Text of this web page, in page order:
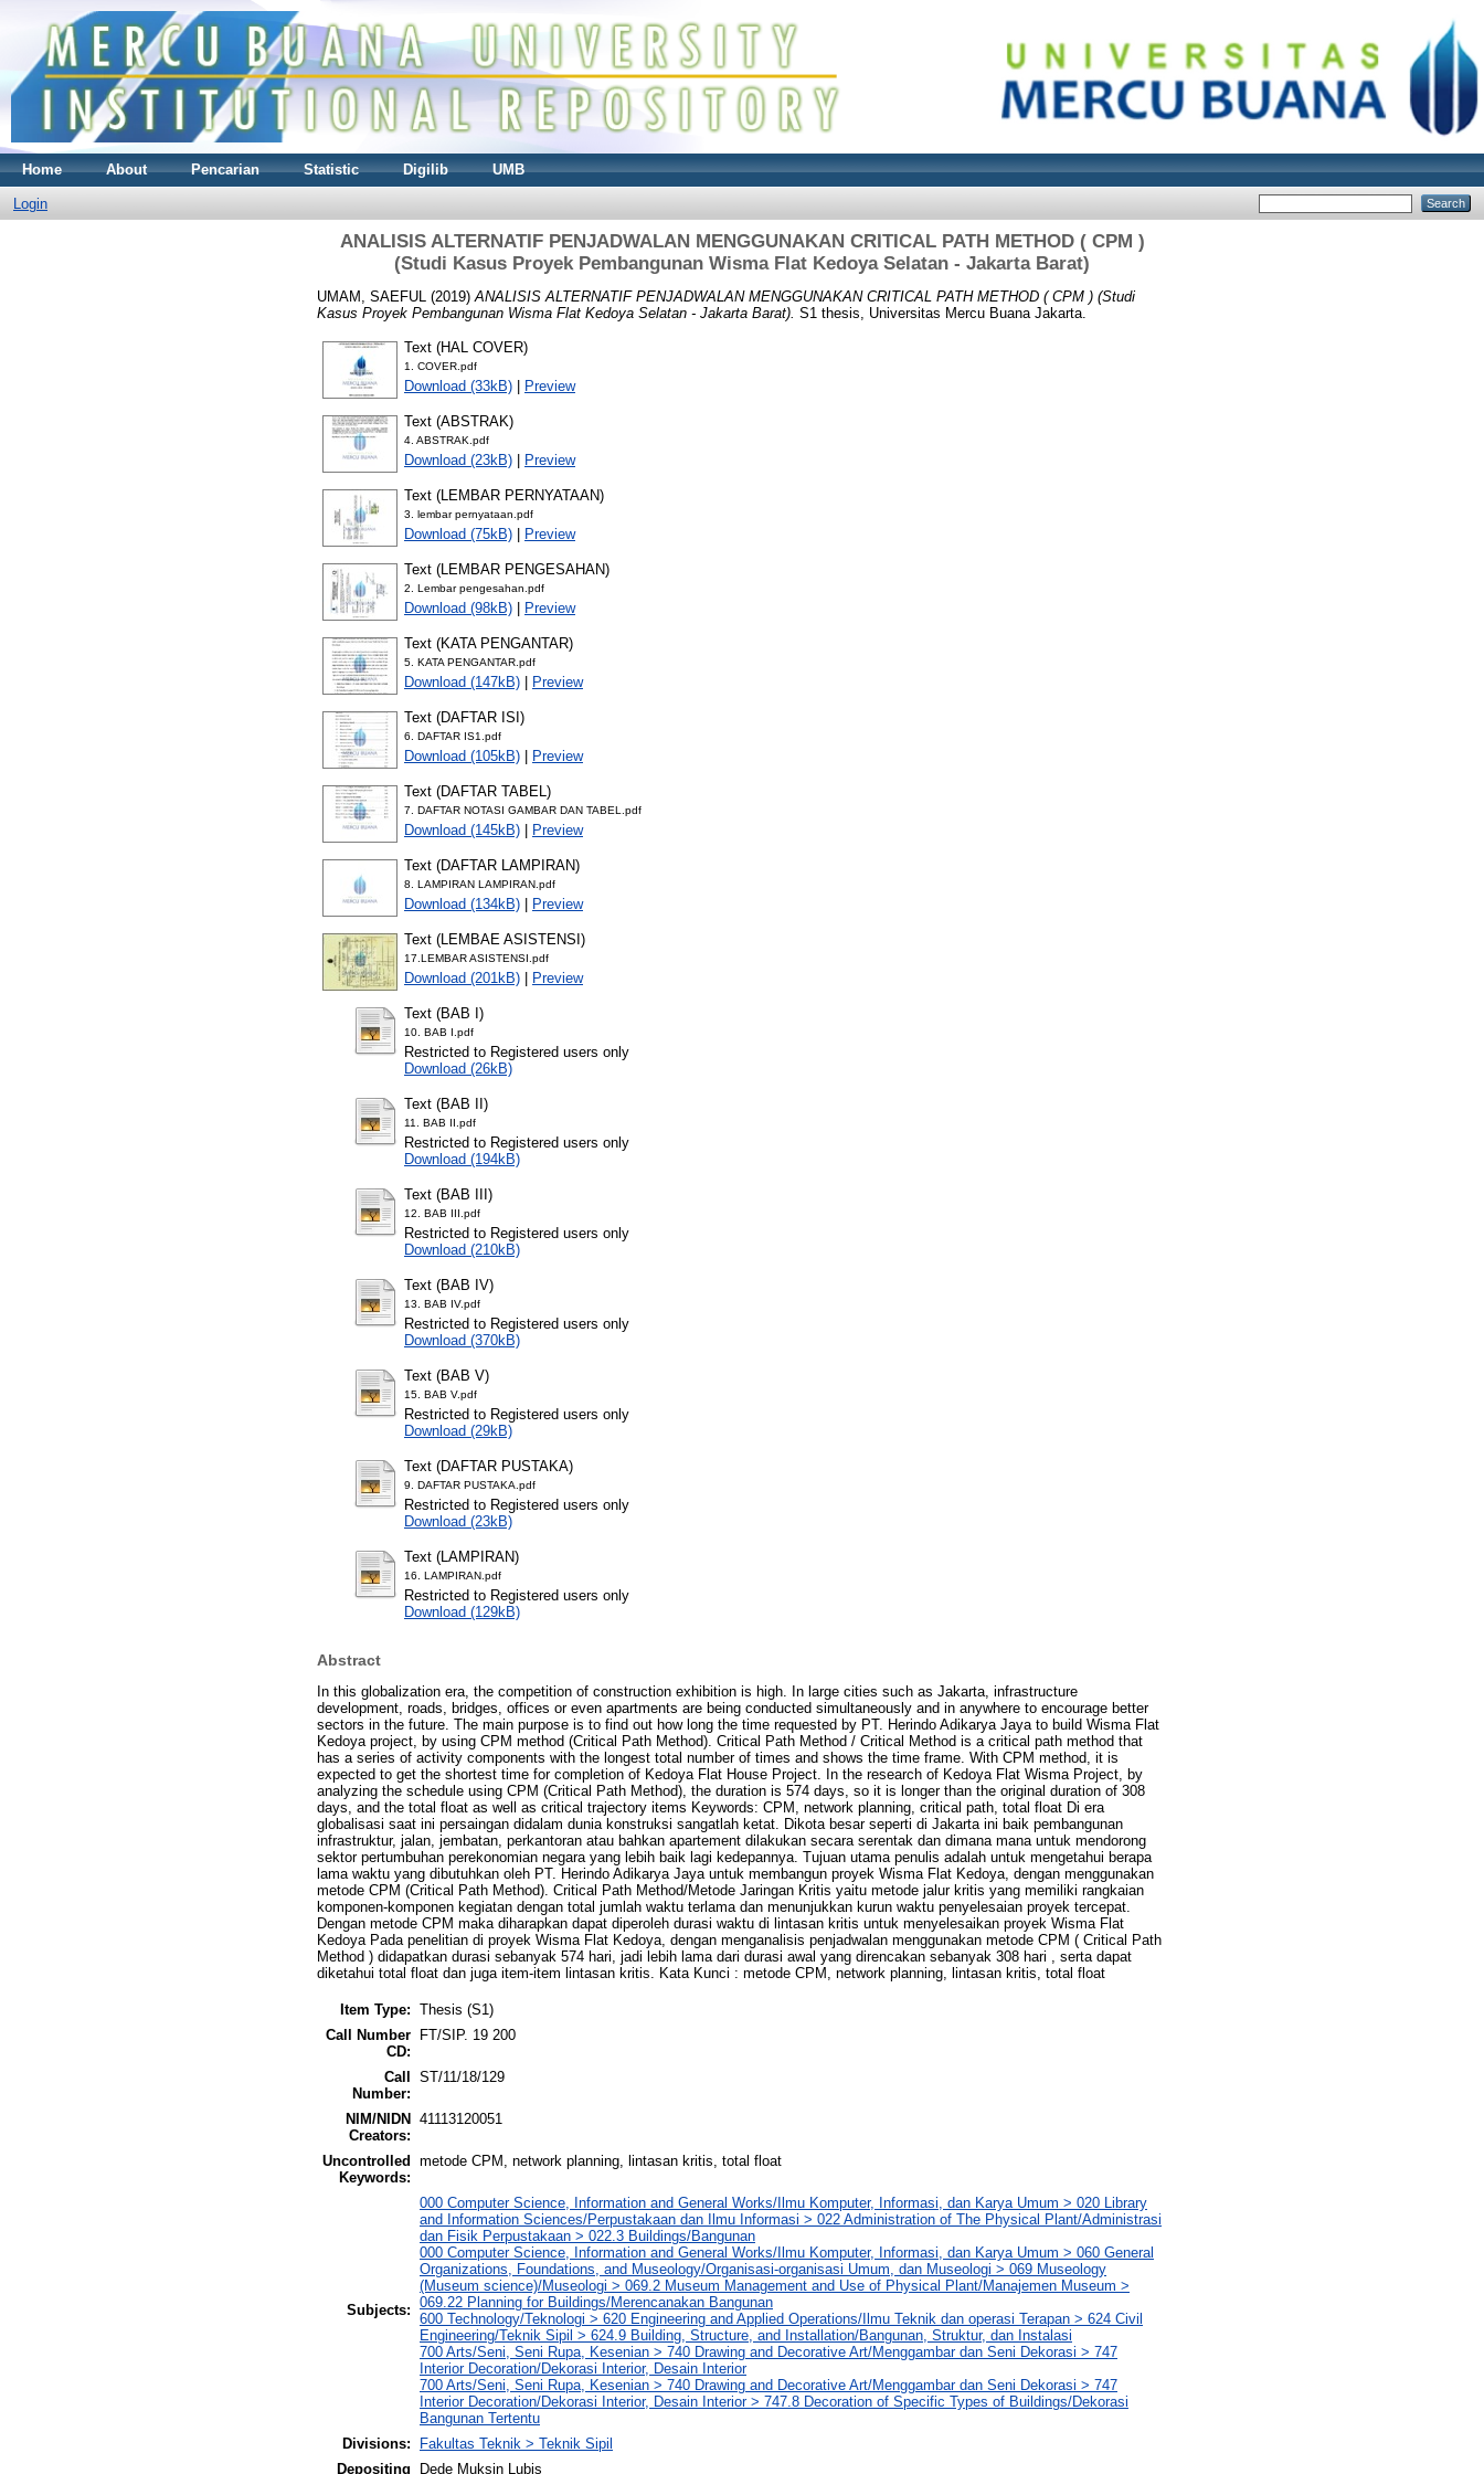
Home About Pencarian Statistic Digilib UMB
Login
ANALISIS ALTERNATIF PENJADWALAN MENGGUNAKAN CRITICAL PATH METHOD ( CPM )
(Studi Kasus Proyek Pembangunan Wisma Flat Kedoya Selatan - Jakarta Barat)
UMAM, SAEFUL (2019)ANALISIS ALTERNATIF PENJADWALAN MENGGUNAKAN CRITICAL PATH METHOD ( CPM ) (Studi
Kasus Proyek Pembangunan Wisma Flat Kedoya Selatan - Jakarta Barat). S1 thesis, Universitas Mercu Buana Jakarta.
Text (HAL COVER)
1. COVER.pdf
Download (33kB) Preview
Text (ABSTRAK)
4. ABSTRAK.pdf
Download (23kB) Preview
Text (LEMBAR PERNYATAAN)
3. lembar pernyataan.pdf
Download (75kB) Preview
Text (LEMBAR PENGESAHAN)
2. Lembar pengesahan.pdf
Download (98kB) Preview
Text (KATA PENGANTAR)
5. KATA PENGANTAR.pdf
Download (147kB) Preview
Text (DAFTAR ISI)
6. DAFTAR IS1.pdf
Download (105kB) Preview
Text (DAFTAR TABEL)
7. DAFTAR NOTASI GAMBAR DAN TABEL.pdf
Download (145kB) Preview
Text (DAFTAR LAMPIRAN)
8. LAMPIRAN LAMPIRAN.pdf
Download (134kB) Preview
Text (LEMBAE ASISTENSI)
17.LEMBAR ASISTENSI.pdf
Download (201kB) Preview
Text (BAB I)
10. BAB I.pdf
Restricted to Registered users only
Download (26kB)
Text (BAB II)
11. BAB II.pdf
Restricted to Registered users only
Download (194kB)
Text (BAB III)
12. BAB III.pdf
Restricted to Registered users only
Download (210kB)
Text (BAB IV)
13. BAB IV.pdf
Restricted to Registered users only
Download (370kB)
Text (BAB V)
15. BAB V.pdf
Restricted to Registered users only
Download (29kB)
Text (DAFTAR PUSTAKA)
9. DAFTAR PUSTAKA.pdf
Restricted to Registered users only
Download (23kB)
Text (LAMPIRAN)
16. LAMPIRAN.pdf
Restricted to Registered users only
Download (129kB)
Abstract
In this globalization era, the competition of construction exhibition is high. In large cities such as Jakarta, infrastructure
development, roads, bridges, offices or even apartments are being conducted simultaneously and in anywhere to encourage better
sectors in the future. The main purpose is to find out how long the time requested by PT. Herindo Adikarya Jaya to build Wisma Flat
Kedoya project, by using CPM method (Critical Path Method). Critical Path Method / Critical Method is a critical path method that
has a series of activity components with the longest total number of times and shows the time frame. With CPM method, it is
expected to get the shortest time for completion of Kedoya Flat House Project. In the research of Kedoya Flat Wisma Project, by
analyzing the schedule using CPM (Critical Path Method), the duration is 574 days, so it is longer than the original duration of 308
days, and the total float as well as critical trajectory items Keywords: CPM, network planning, critical path, total float Di era
globalisasi saat ini persaingan didalam dunia konstruksi sangatlah ketat. Dikota besar seperti di Jakarta ini baik pembangunan
infrastruktur, jalan, jembatan, perkantoran atau bahkan apartement dilakukan secara serentak dan dimana mana untuk mendorong
sektor pertumbuhan perekonomian negara yang lebih baik lagi kedepannya. Tujuan utama penulis adalah untuk mengetahui berapa
lama waktu yang dibutuhkan oleh PT. Herindo Adikarya Jaya untuk membangun proyek Wisma Flat Kedoya, dengan menggunakan
metode CPM (Critical Path Method). Critical Path Method/Metode Jaringan Kritis yaitu metode jalur kritis yang memiliki rangkaian
komponen-komponen kegiatan dengan total jumlah waktu terlama dan menunjukkan kurun waktu penyelesaian proyek tercepat.
Dengan metode CPM maka diharapkan dapat diperoleh durasi waktu di lintasan kritis untuk menyelesaikan proyek Wisma Flat
Kedoya Pada penelitian di proyek Wisma Flat Kedoya, dengan menganalisis penjadwalan menggunakan metode CPM ( Critical Path
Method ) didapatkan durasi sebanyak 574 hari, jadi lebih lama dari durasi awal yang direncakan sebanyak 308 hari , serta dapat
diketahui total float dan juga item-item lintasan kritis. Kata Kunci : metode CPM, network planning, lintasan kritis, total float
Item Type: Thesis (S1)
Call Number
CD:
FT/SIP. 19 200
Call
Number:
ST/11/18/129
NIM/NIDN
Creators:
41113120051
Uncontrolled
Keywords:
metode CPM, network planning, lintasan kritis, total float
Subjects:
000 Computer Science, Information and General Works/Ilmu Komputer, Informasi, dan Karya Umum > 020 Library
and Information Sciences/Perpustakaan dan Ilmu Informasi > 022 Administration of The Physical Plant/Administrasi
dan Fisik Perpustakaan > 022.3 Buildings/Bangunan
000 Computer Science, Information and General Works/Ilmu Komputer, Informasi, dan Karya Umum > 060 General
Organizations, Foundations, and Museology/Organisasi-organisasi Umum, dan Museologi > 069 Museology
(Museum science)/Museologi > 069.2 Museum Management and Use of Physical Plant/Manajemen Museum >
069.22 Planning for Buildings/Merencanakan Bangunan
600 Technology/Teknologi > 620 Engineering and Applied Operations/Ilmu Teknik dan operasi Terapan > 624 Civil
Engineering/Teknik Sipil > 624.9 Building, Structure, and Installation/Bangunan, Struktur, dan Instalasi
700 Arts/Seni, Seni Rupa, Kesenian > 740 Drawing and Decorative Art/Menggambar dan Seni Dekorasi > 747
Interior Decoration/Dekorasi Interior, Desain Interior
700 Arts/Seni, Seni Rupa, Kesenian > 740 Drawing and Decorative Art/Menggambar dan Seni Dekorasi > 747
Interior Decoration/Dekorasi Interior, Desain Interior > 747.8 Decoration of Specific Types of Buildings/Dekorasi
Bangunan Tertentu
Divisions:
Fakultas Teknik > Teknik Sipil
Depositing
Dede Muksin Lubis